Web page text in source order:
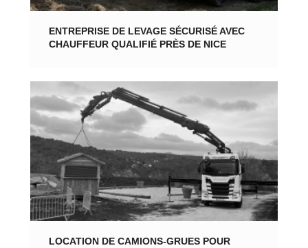
ENTREPRISE DE LEVAGE SÉCURISÉ AVEC
CHAUFFEUR QUALIFIÉ PRÈS DE NICE
LOCATION DE CAMIONS-GRUES POUR